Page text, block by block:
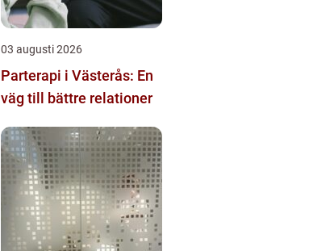
03 augusti 2026
Parterapi i Västerås: En
väg till bättre relationer